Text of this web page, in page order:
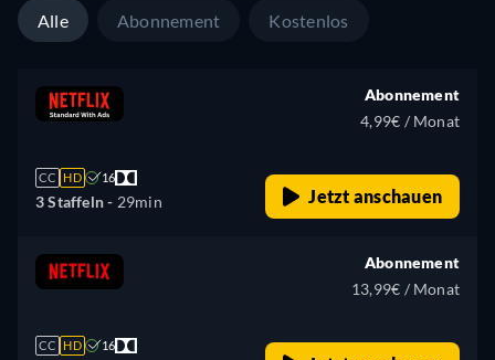
Alle Abonnement Kostenlos
CC HD 16
3 Staffeln - 29min
Abonnement
4,99€ / Monat
Jetzt anschauen
CC HD 16
Abonnement
13,99€ / Monat